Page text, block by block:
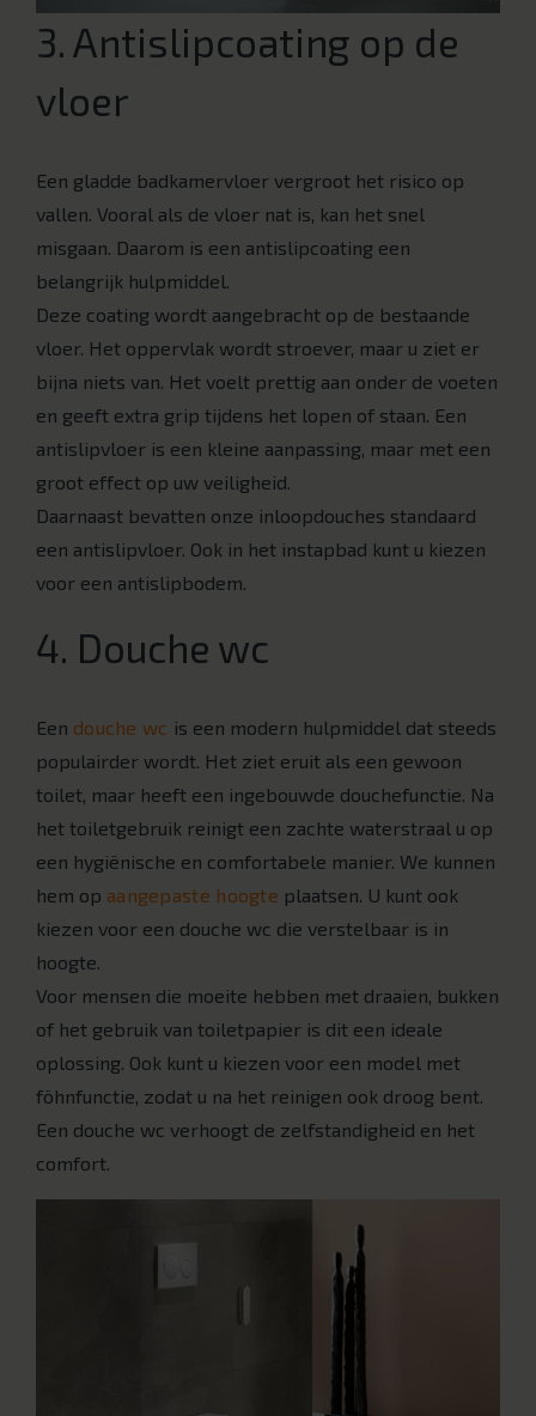
3. Antislipcoating op de
vloer
Een gladde badkamervloer vergroot het risico op
vallen. Vooral als de vloer nat is, kan het snel
misgaan. Daarom is een antislipcoating een
belangrijk hulpmiddel.
Deze coating wordt aangebracht op de bestaande
vloer. Het oppervlak wordt stroever, maar u ziet er
bijna niets van. Het voelt prettig aan onder de voeten
en geeft extra grip tijdens het lopen of staan. Een
antislipvloer is een kleine aanpassing, maar met een
groot effect op uw veiligheid.
Daarnaast bevatten onze inloopdouches standaard
een antislipvloer. Ook in het instapbad kunt u kiezen
voor een antislipbodem.
4. Douche wc
Een douche wc is een modern hulpmiddel dat steeds
populairder wordt. Het ziet eruit als een gewoon
toilet, maar heeft een ingebouwde douchefunctie. Na
het toiletgebruik reinigt een zachte waterstraal u op
een hygiënische en comfortabele manier. We kunnen
hem op aangepaste hoogte plaatsen. U kunt ook
kiezen voor een douche wc die verstelbaar is in
hoogte.
Voor mensen die moeite hebben met draaien, bukken
of het gebruik van toiletpapier is dit een ideale
oplossing. Ook kunt u kiezen voor een model met
föhnfunctie, zodat u na het reinigen ook droog bent.
Een douche wc verhoogt de zelfstandigheid en het
comfort.